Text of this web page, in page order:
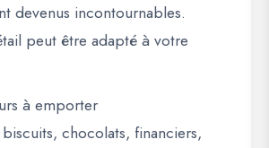
devenus incontournables.
peut être adapté à votre
à emporter
chocolats, financiers,